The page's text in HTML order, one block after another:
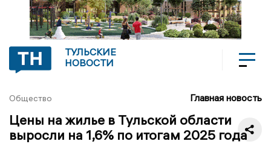
ТУЛЬСКИЕ
НОВОСТИ
Общество Главная новость
Цены на жилье в Тульской области
выросли на 1,6% по итогам 2025 года